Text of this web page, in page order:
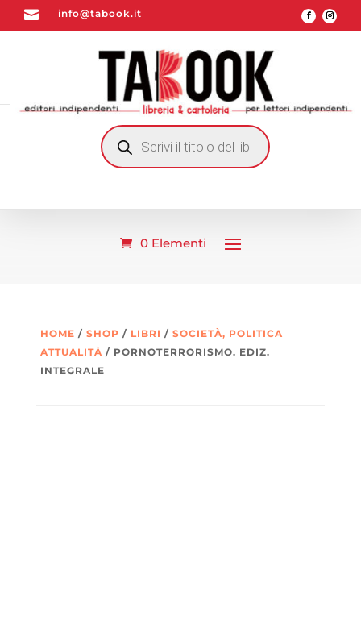
 info@tabook.it
RICERCA
PRODOTTI
0 Elementi
HOME / SHOP / LIBRI / SOCIETÀ, POLITICA
ATTUALITÀ / PORNOTERRORISMO. EDIZ.
INTEGRALE